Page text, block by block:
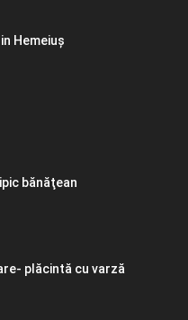
Hemeiuș
bănăţean
plăcintă cu varză